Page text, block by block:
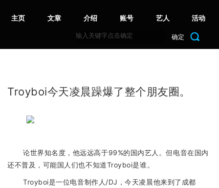
主页 文章 介绍 账号 艺人 活动
确定
Troyboi今天凌晨躁爆了整个朋友圈。
论世界知名度，他远远高于99%的国内艺人。但电音在国内
还不普及，可能国人们也不知道Troyboi是谁。
Troyboi是一位电音制作人/DJ，今天凌晨他来到了成都